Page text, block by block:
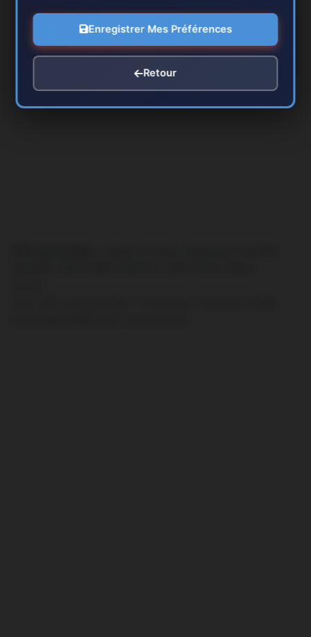
Enregistrer Mes Préférences
Retour